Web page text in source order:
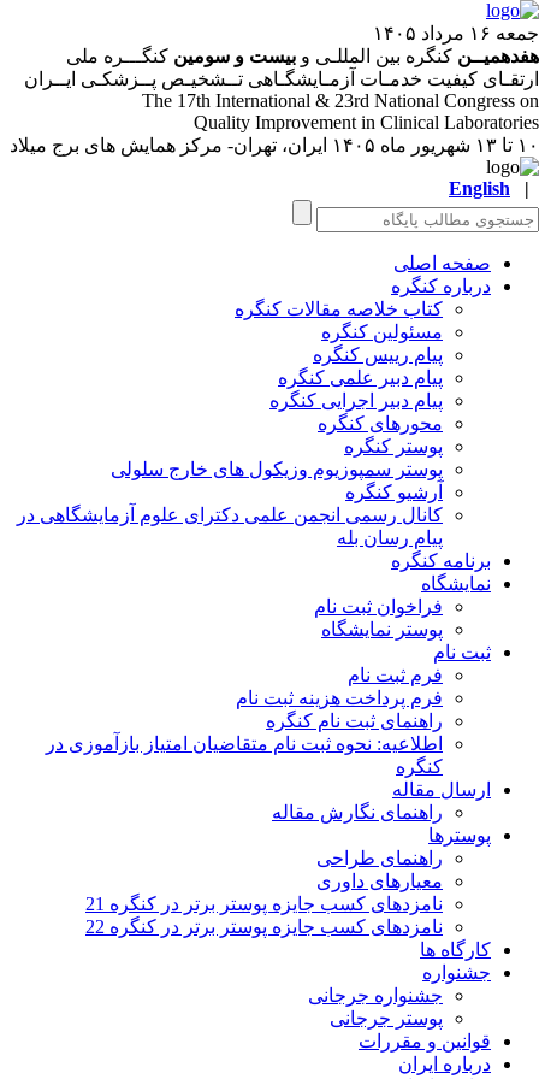
مرداد ۱۴۰۵
کنگره بین المللـی وبیست و سومینکنگـــره ملی
کیفیت خدمـات آزمـایشگـاهی تــشخیـص پــزشکـی ایــران
The 17thInternational & 23rdNational Congress
Quality Improvement in Clinical
۱۴۰۵
ایران، تهران- مرکز همایش های برج میلاد
English
صفحه اصلی
درباره کنگره
کتاب خلاصه مقالات کنگره
مسئولین کنگره
پیام رییس کنگره
پیام دبیر علمی کنگره
پیام دبیر اجرایی کنگره
محورهای کنگره
پوستر کنگره
پوستر سمپوزیوم وزیکول های خارج سلولی
آرشیو کنگره
کانال رسمی انجمن علمی دکترای علوم آزمایشگاهی در
پیام رسان بله
برنامه کنگره
نمایشگاه
فراخوان ثبت نام
پوستر نمایشگاه
ثبت نام
فرم ثبت نام
فرم پرداخت هزینه ثبت نام
راهنمای ثبت نام کنگره
اطلاعیه: نحوه ثبت نام متقاضیان امتیاز بازآموزی در
کنگره
ارسال مقاله
راهنمای نگارش مقاله
پوسترها
راهنمای طراحی
معیارهای داوری
نامزدهای کسب جایزه پوستر برتر در کنگره 21
نامزدهای کسب جایزه پوستر برتر در کنگره 22
کارگاه ها
جشنواره
جشنواره جرجانی
پوستر جرجانی
قوانین و مقررات
درباره ایران